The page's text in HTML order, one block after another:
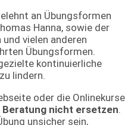
an Übungsformen
Hanna, sowie der
vielen anderen
Übungsformen.
kontinuierliche
lindern.
oder die Onlinekurse
nicht ersetzen.
unsicher sein,